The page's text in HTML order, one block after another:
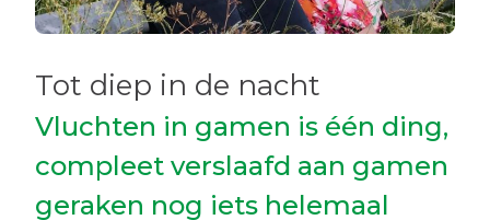
Tot diep in de nacht
Vluchten in gamen is één ding,
compleet verslaafd aan gamen
geraken nog iets helemaal